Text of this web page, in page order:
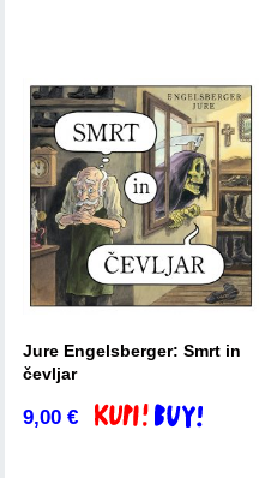
Jure Engelsberger: Smrt in
čevljar
9,00€
Dodaj v košarico